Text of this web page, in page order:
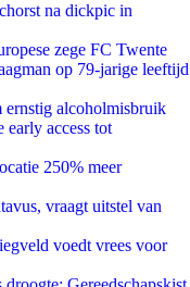
na dickpic in
zege FC Twente
op 79-jarige leeftijd
ernstig alcoholmisbruik
access tot
250% meer
vraagt uitstel van
voedt vrees voor